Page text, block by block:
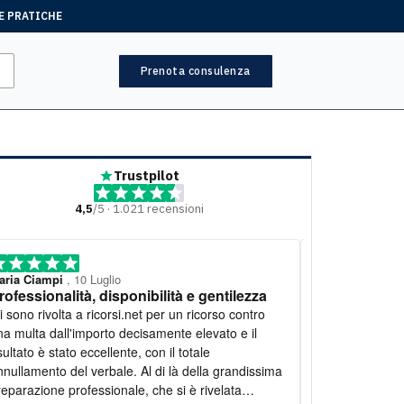
PRATICHE
Prenota consulenza
Trustpilot
4,5/5 · 1.021 recensioni
Ciampi , 10 Luglio
disponibilità e gentilezza
rivolta a ricorsi.net per un ricorso contro
multa dall'importo decisamente elevato e il
è stato eccellente, con il totale
del verbale. Al di là della grandissima
professionale, che si è rivelata